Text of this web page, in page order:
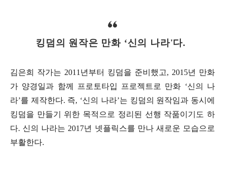
킹덤의 원작은 만화 ‘신의 나라'다.
김은희 작가는 2011년부터 킹덤을 준비했고, 2015년 만화
가 양경일과 함께 프로토타입 프로젝트로 만화 ‘신의 나
라’를 제작한다. 즉, ‘신의 나라’는 킹덤의 원작임과 동시에
킹덤을 만들기 위한 목적으로 정리된 선행 작품이기도 하
다. 신의 나라는 2017년 넷플릭스를 만나 새로운 모습으로
부활한다.